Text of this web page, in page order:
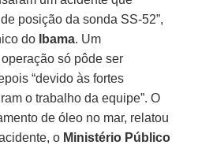
posição da sonda SS-52”,
do
Ibama. Um
só pôde ser
“devido às fortes
o trabalho da equipe”. O
de óleo no mar, relatou
o Ministério Público